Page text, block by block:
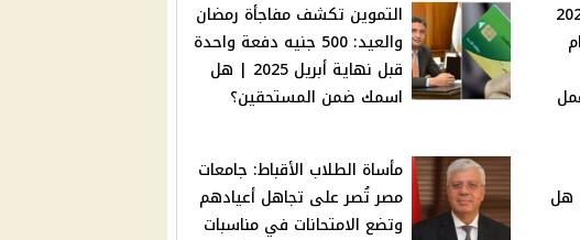
في 2025
أيام
التموين تكشف مفاجأة رمضان
والعيد: 500 جنيه دفعة واحدة
قبل نهاية أبريل 2025 | هل
اسمك ضمن المستحقين؟
2025.. هل
مأساة الطلاب الأقباط: جامعات
مصر تُصر على تجاهل أعيادهم
وتضع الامتحانات في مناسبات